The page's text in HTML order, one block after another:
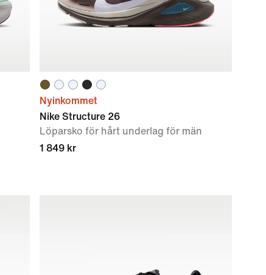
Nyinkommet
Nike Structure 26
Löparsko för hårt underlag för män
1 849 kr